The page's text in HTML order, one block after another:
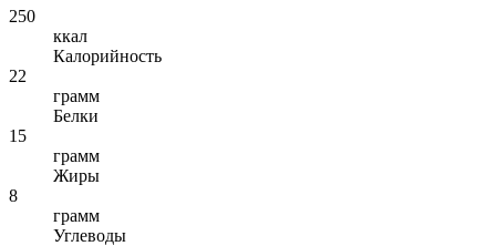
250
ккал
Калорийность
22
грамм
Белки
15
грамм
Жиры
8
грамм
Углеводы